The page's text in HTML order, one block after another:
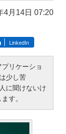
4月14日 07:20
LinkedIn
リケーショ
少し苦
に聞けないけ
す。